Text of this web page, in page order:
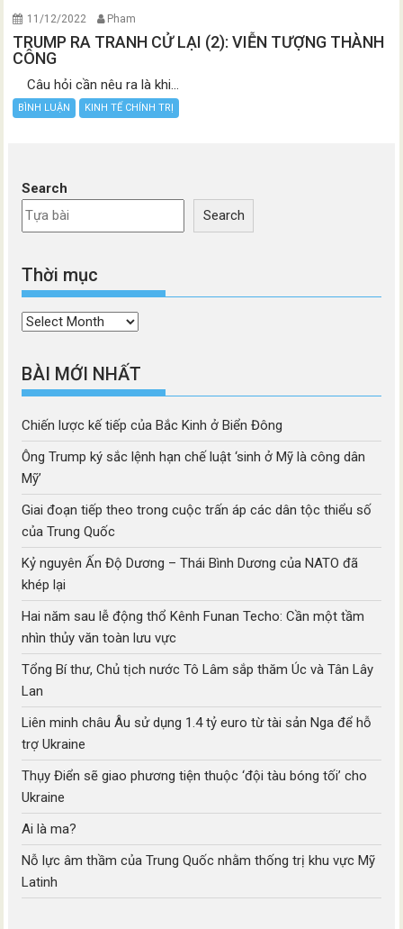
11/12/2022 Pham
TRUMP RA TRANH CỬ LẠI (2): VIỄN TƯỢNG THÀNH
CÔNG
Câu hỏi cần nêu ra là khi...
BÌNH LUẬN KINH TẾ CHÍNH TRỊ
Search
Search
Thời mục
Thời
BÀI MỚI NHẤT
Chiến lược kế tiếp của Bắc Kinh ở Biển Đông
Ông Trump ký sắc lệnh hạn chế luật ‘sinh ở Mỹ là công dân
Mỹ’
Giai đoạn tiếp theo trong cuộc trấn áp các dân tộc thiểu số
của Trung Quốc
Kỷ nguyên Ấn Độ Dương – Thái Bình Dương của NATO đã
khép lại
Hai năm sau lễ động thổ Kênh Funan Techo: Cần một tầm
nhìn thủy văn toàn lưu vực
Tổng Bí thư, Chủ tịch nước Tô Lâm sắp thăm Úc và Tân Lây
Lan
Liên minh châu Âu sử dụng 1.4 tỷ euro từ tài sản Nga để hỗ
trợ Ukraine
Thụy Điển sẽ giao phương tiện thuộc ‘đội tàu bóng tối’ cho
Ukraine
Ai là ma?
Nỗ lực âm thầm của Trung Quốc nhằm thống trị khu vực Mỹ
Latinh